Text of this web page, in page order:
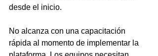
desde el inicio.
No alcanza con una capacitación
rápida al momento de implementar la